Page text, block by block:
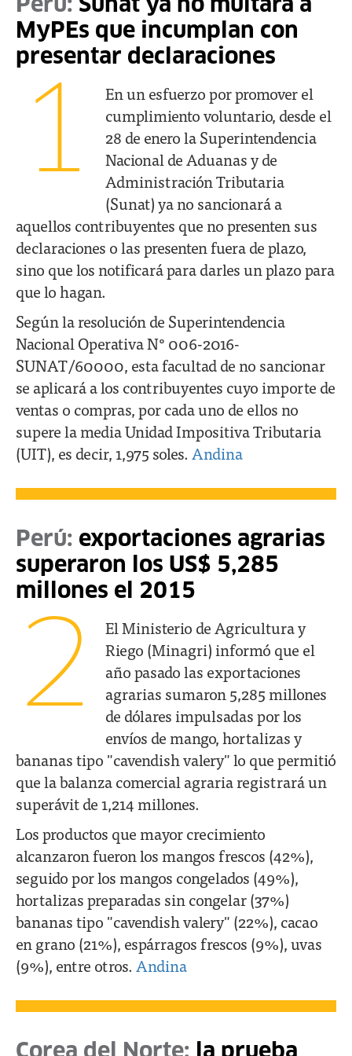
Perú: Sunat ya no multará a
MyPEs que incumplan con
presentar declaraciones
1
En un esfuerzo por promover el
cumplimiento voluntario, desde el
28 de enero la Superintendencia
Nacional de Aduanas y de
Administración Tributaria
(Sunat) ya no sancionará a
aquellos contribuyentes que no presenten sus
declaraciones o las presenten fuera de plazo,
sino que los notificará para darles un plazo para
que lo hagan.
Según la resolución de Superintendencia
Nacional Operativa N° 006-2016-
SUNAT/60000, esta facultad de no sancionar
se aplicará a los contribuyentes cuyo importe de
ventas o compras, por cada uno de ellos no
supere la media Unidad Impositiva Tributaria
(UIT), es decir, 1,975 soles. Andina
Perú: exportaciones agrarias
superaron los US$ 5,285
millones el 2015
2
El Ministerio de Agricultura y
Riego (Minagri) informó que el
año pasado las exportaciones
agrarias sumaron 5,285 millones
de dólares impulsadas por los
envíos de mango, hortalizas y
bananas tipo "cavendish valery" lo que permitió
que la balanza comercial agraria registrará un
superávit de 1,214 millones.
Los productos que mayor crecimiento
alcanzaron fueron los mangos frescos (42%),
seguido por los mangos congelados (49%),
hortalizas preparadas sin congelar (37%)
bananas tipo "cavendish valery" (22%), cacao
en grano (21%), espárragos frescos (9%), uvas
(9%), entre otros. Andina